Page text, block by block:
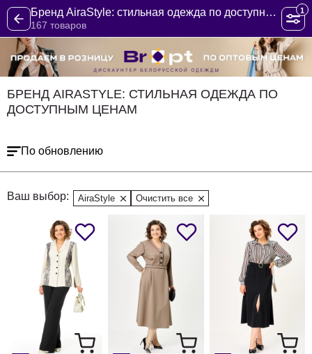
Бренд AiraStyle: стильная одежда по доступным ценам
167 товаров
1
БРЕНД AIRASTYLE: СТИЛЬНАЯ ОДЕЖДА ПО
ДОСТУПНЫМ ЦЕНАМ
По обновлению
Ваш выбор: AiraStyle Очистить все